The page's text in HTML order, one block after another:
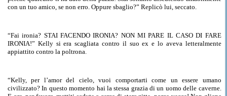
con un tuo amico, se non erro. Oppure sbaglio?” Replicò lui, seccato.
“Fai ironia? STAI FACENDO IRONIA? NON MI PARE IL CASO DI FARE
IRONIA!” Kelly siera scagliata contro il suo ex e lo aveva letteralmente
appiattito contro la poltrona.
“Kelly, per l’amor del cielo, vuoi comportarti come un essere umano
civilizzato? In questo momento hai la stessa grazia di un uomo delle caverne.